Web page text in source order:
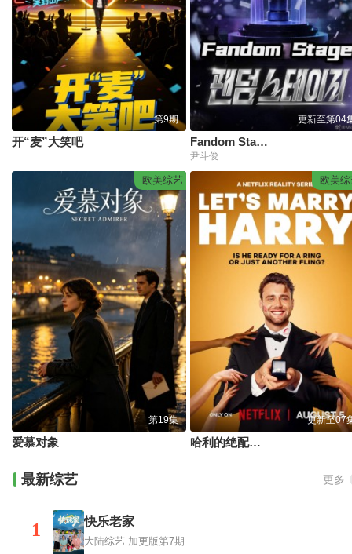
第9期
开“麦”大笑吧
更新至第04
Fandom Stage
尹斗俊
欧美综艺
第19集
爱慕对象
欧美
更新至07
哈利的绝配情人
最新综艺 更多
1 快乐老家
大陆综艺 加更版第7期